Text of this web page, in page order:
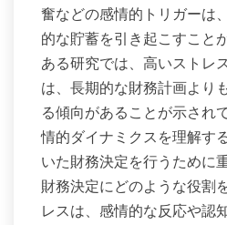
奮などの感情的トリガーは
的な貯蓄を引き起こすこと
ある研究では、高いストレ
は、長期的な財務計画より
る傾向があることが示され
情的ダイナミクスを理解す
いた財務決定を行うために
財務決定にどのような役割
レスは、感情的な反応や認